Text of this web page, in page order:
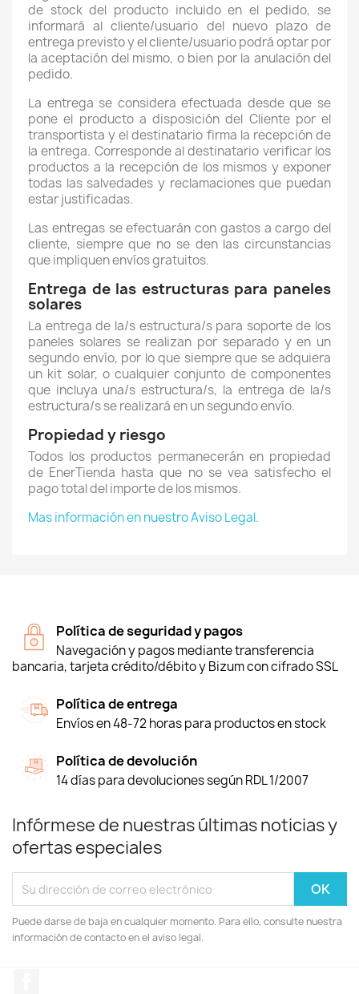
de stock del producto incluido en el pedido, se
informará al cliente/usuario del nuevo plazo de
entrega previsto y el cliente/usuario podrá optar por
la aceptación del mismo, o bien por la anulación del
pedido.
La entrega se considera efectuada desde que se
pone el producto a disposición del Cliente por el
transportista y el destinatario firma la recepción de
la entrega. Corresponde al destinatario verificar los
productos a la recepción de los mismos y exponer
todas las salvedades y reclamaciones que puedan
estar justificadas.
Las entregas se efectuarán con gastos a cargo del
cliente, siempre que no se den las circunstancias
que impliquen envíos gratuitos.
Entrega de las estructuras para paneles
solares
La entrega de la/s estructura/s para soporte de los
paneles solares se realizan por separado y en un
segundo envío, por lo que siempre que se adquiera
un kit solar, o cualquier conjunto de componentes
que incluya una/s estructura/s, la entrega de la/s
estructura/s se realizará en un segundo envío.
Propiedad y riesgo
Todos los productos permanecerán en propiedad
de EnerTienda hasta que no se vea satisfecho el
pago total del importe de los mismos.
Mas información en nuestro Aviso Legal.
Política de seguridad y pagos
Navegación y pagos mediante transferencia
bancaria, tarjeta crédito/débito y Bizum con cifrado SSL
Política de entrega
Envíos en 48-72 horas para productos en stock
Política de devolución
14 días para devoluciones según RDL 1/2007
Infórmese de nuestras últimas noticias y
ofertas especiales
Puede darse de baja en cualquier momento. Para ello, consulte nuestra
información de contacto en el aviso legal.